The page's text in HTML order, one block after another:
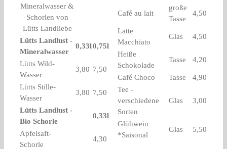
Mineralwasser &
Schorlen von
Lütts Landliebe
Lütts Landlust -
Mineralwasser
0,33l0,75l
Lütts Wild-
Wasser
3,80 7,50
Lütts Stille-
Wasser
3,80 7,50
Lütts Landlust -
Bio Schorle
0,33l
Apfelsaft-
Schorle
4,30
Café au lait
große
Tasse
4,50
Latte
Macchiato
Glas 4,50
Heiße
Schokolade
Tasse 4,20
Café Choco Tasse
4,90
Tee -
verschiedene
Sorten
Glas 3,00
Glühwein
*Saisonal
Glas 5,50